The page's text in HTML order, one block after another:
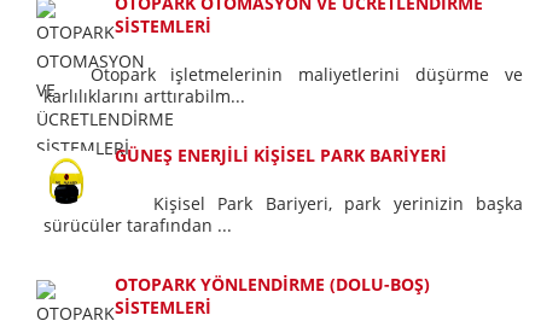
SİSTEMLERİ
Otopark işletmelerinin maliyetlerini düşürme ve
karlılıklarını arttırabilm...
GÜNEŞ ENERJİLİ KİŞİSEL PARK BARİYERİ
Kişisel Park Bariyeri, park yerinizin başka
sürücüler tarafından ...
OTOPARK YÖNLENDİRME (DOLU-BOŞ)
SİSTEMLERİ